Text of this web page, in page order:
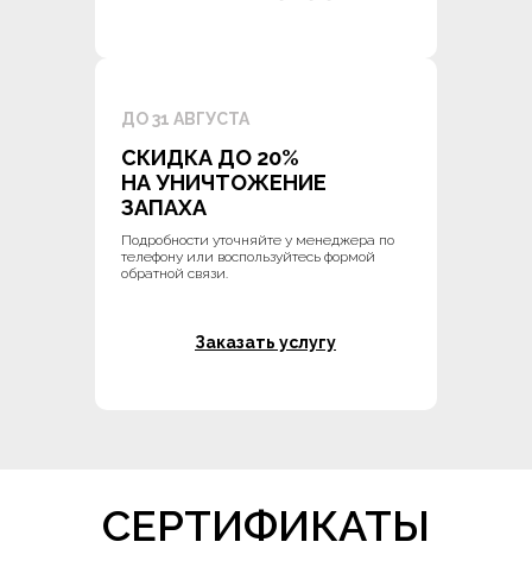
ДО 31 АВГУСТА
СКИДКА ДО 20%
НА УНИЧТОЖЕНИЕ
ЗАПАХА
Подробности уточняйте у менеджера по
телефону или воспользуйтесь формой
обратной связи.
Заказать услугу
СЕРТИФИКАТЫ